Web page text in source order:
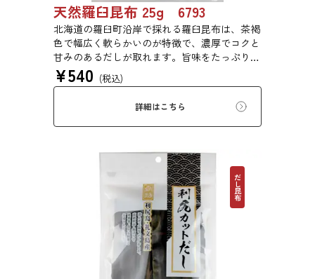
天然羅臼昆布 25g 6793
北海道の羅臼町沿岸で採れる羅臼昆布は、茶褐
色で幅広く軟らかいのが特徴で、濃厚でコクと
甘みのあるだしが取れます。旨味をたっぷり含
みもっちりした食感があるため、あらゆる用途
で評価の高い高級昆布です。
¥540 (税込)
詳細はこちら
だし昆布